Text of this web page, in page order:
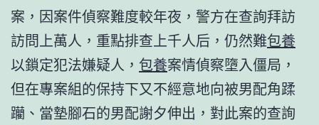
案，因案件偵察難度較年夜，警方在查詢拜訪
訪問上萬人，重點排查上千人后，仍然難包養
以鎖定犯法嫌疑人， 包養案情偵察墮入僵局，
但在專案組的保持下又不經意地向被男配角蹂
躪、當墊腳石的男配謝夕伸出，對此案的查詢